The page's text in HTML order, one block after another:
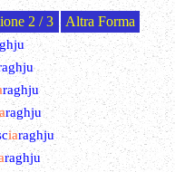
2 / 3 Altra Forma
raghju
araghju
iaraghju
raghju